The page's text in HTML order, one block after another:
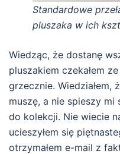
Standardowe
pluszaka w ich
Wiedząc, że dostanę
pluszakiem czekałem
grzecznie. Wiedziałem,
muszę, a nie spieszy mi
do kolekcji. Nie wiecie
ucieszyłem się
otrzymałem e-mail z